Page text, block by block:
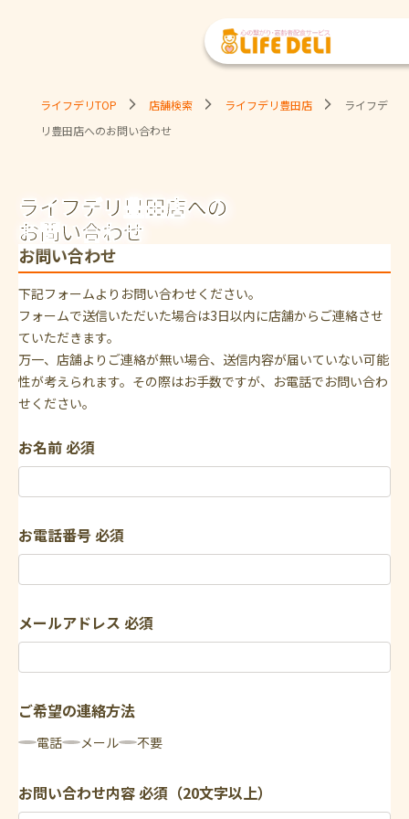
ライフデリTOP 店舗検索 ライフデリ豊田店
ライフデ
リ豊田店へのお問い合わせ
ライフデリ豊田店への
お問い合わせ
お問い合わせ
下記フォームよりお問い合わせください。
フォームで送信いただいた場合は3日以内に店舗からご連絡させ
ていただきます。
万一、店舗よりご連絡が無い場合、送信内容が届いていない可能
性が考えられます。その際はお手数ですが、お電話でお問い合わ
せください。
お名前必須
お電話番号必須
メールアドレス 必須
ご希望の連絡方法
電話 メール 不要
お問い合わせ内容必須（20文字以上）